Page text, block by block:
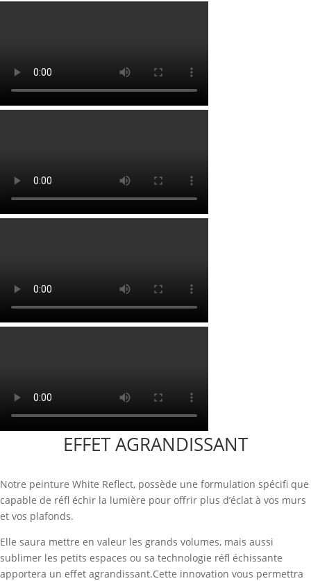
EFFET AGRANDISSANT
Notre peinture White Reﬂect, possède une formulation spéciﬁ que
capable de réﬂ échir la lumière pour offrir plus d’éclat à vos murs
et vos plafonds.
Elle saura mettre en valeur les grands volumes, mais aussi
sublimer les petits espaces ou sa technologie réﬂ échissante
apportera un effet agrandissant.Cette innovation vous permettra